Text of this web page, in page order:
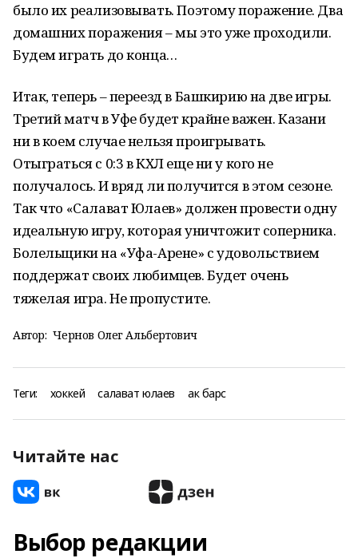
было их реализовывать. Поэтому поражение. Два
домашних поражения – мы это уже проходили.
Будем играть до конца…
Итак, теперь – переезд в Башкирию на две игры.
Третий матч в Уфе будет крайне важен. Казани
ни в коем случае нельзя проигрывать.
Отыграться с 0:3 в КХЛ еще ни у кого не
получалось. И вряд ли получится в этом сезоне.
Так что «Салават Юлаев» должен провести одну
идеальную игру, которая уничтожит соперника.
Болельщики на «Уфа-Арене» с удовольствием
поддержат своих любимцев. Будет очень
тяжелая игра. Не пропустите.
Автор: Чернов Олег Альбертович
Теги: хоккей салават юлаев ак барс
Читайте нас
Выбор редакции